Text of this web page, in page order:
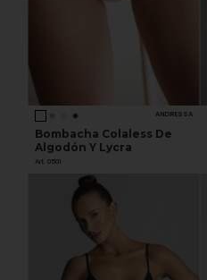
ANDRESSA
Bombacha Colaless De
Algodón Y Lycra
Art. 0501